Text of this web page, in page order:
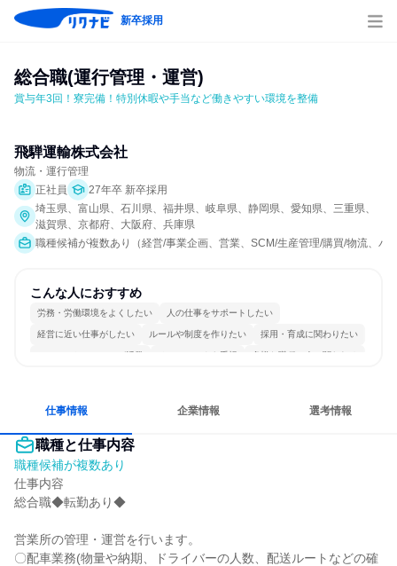
新卒採用
総合職(運行管理・運営)
賞与年3回！寮完備！特別休暇や手当など働きやすい環境を整備
飛騨運輸株式会社
物流・運行管理
正社員
27年卒 新卒採用
埼玉県、富山県、石川県、福井県、岐阜県、静岡県、愛知県、三重県、
滋賀県、京都府、大阪府、兵庫県
職種候補が複数あり（経営/事業企画、営業、SCM/生産管理/購買/物流、バ
こんな人におすすめ
労務・労働環境をよくしたい 人の仕事をサポートしたい
経営に近い仕事がしたい ルールや制度を作りたい 採用・育成に関わりたい
コミュニケーションが活発 チームワークを重視 多様な職種の人と関われる
仕事情報 企業情報 選考情報
職種と仕事内容
職種候補が複数あり
仕事内容
総合職◆転勤あり◆
営業所の管理・運営を行います。
〇配車業務(物量や納期、ドライバーの人数、配送ルートなどの確